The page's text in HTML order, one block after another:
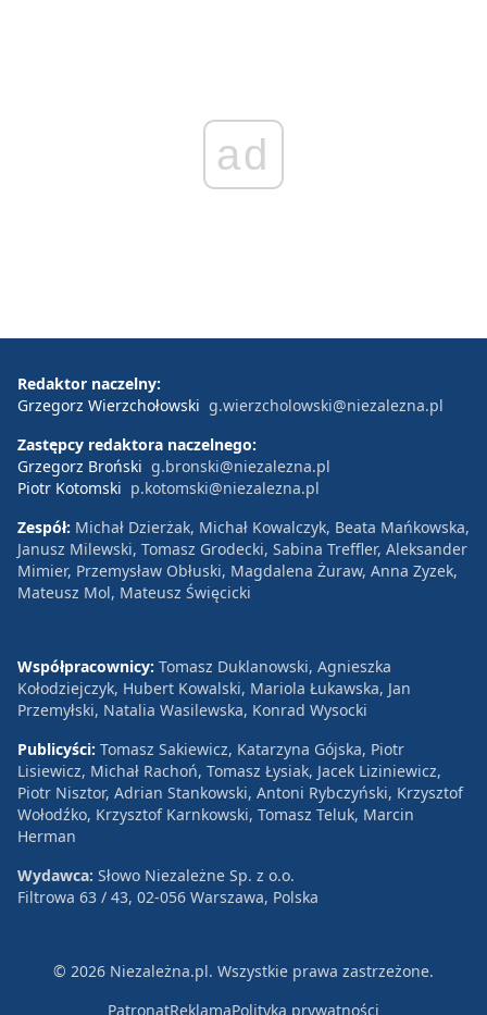
ad
Redaktor naczelny:
Grzegorz Wierzchołowski g.wierzcholowski@niezalezna.pl
Zastępcy redaktora naczelnego:
Grzegorz Broński g.bronski@niezalezna.pl
Piotr Kotomski p.kotomski@niezalezna.pl
Zespół: Michał Dzierżak, Michał Kowalczyk, Beata Mańkowska,
Janusz Milewski, Tomasz Grodecki, Sabina Treffler, Aleksander
Mimier, Przemysław Obłuski, Magdalena Żuraw, Anna Zyzek,
Mateusz Mol, Mateusz Święcicki
Współpracownicy: Tomasz Duklanowski, Agnieszka
Kołodziejczyk, Hubert Kowalski, Mariola Łukawska, Jan
Przemyłski, Natalia Wasilewska, Konrad Wysocki
Publicyści: Tomasz Sakiewicz, Katarzyna Gójska, Piotr
Lisiewicz, Michał Rachoń, Tomasz Łysiak, Jacek Liziniewicz,
Piotr Nisztor, Adrian Stankowski, Antoni Rybczyński, Krzysztof
Wołodźko, Krzysztof Karnkowski, Tomasz Teluk, Marcin
Herman
Wydawca: Słowo Niezależne Sp. z o.o.
Filtrowa 63 / 43, 02-056 Warszawa, Polska
© 2026 Niezależna.pl. Wszystkie prawa zastrzeżone.
PatronatReklamaPolityka prywatności